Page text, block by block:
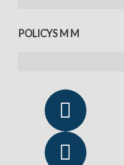
POLICYS M M
Y
o
u
L
i
n